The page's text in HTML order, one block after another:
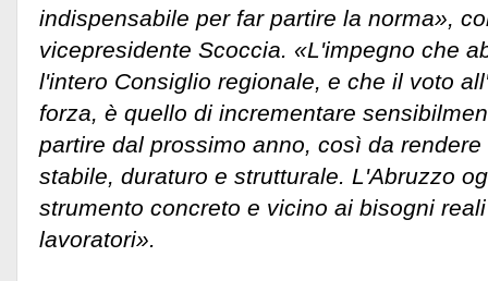
indispensabile per far partire la norma»,
vicepresidente Scoccia. «L'impegno che
l'intero Consiglio regionale, e che il voto
forza, è quello di incrementare
partire dal prossimo anno, così da
stabile, duraturo e strutturale. L'Abruzzo
strumento concreto e vicino ai bisogni
lavoratori».